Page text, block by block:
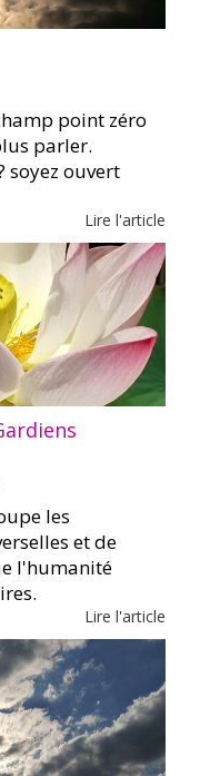
point zéro
parler.
soyez ouvert
Lire l'article
les
et de
l'humanité
Lire l'article